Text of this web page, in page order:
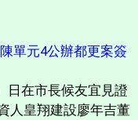
單元4公辦都更案簽
日在市長候友宜見證
人皇翔建設廖年吉董